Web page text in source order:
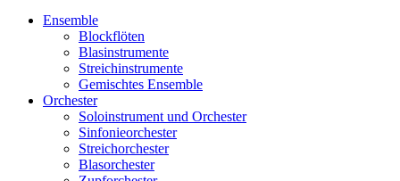
Ensemble
Blockflöten
Blasinstrumente
Streichinstrumente
Gemischtes Ensemble
Orchester
Soloinstrument und Orchester
Sinfonieorchester
Streichorchester
Blasorchester